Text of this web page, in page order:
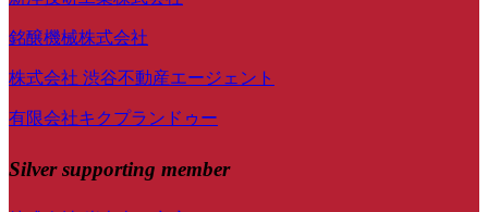
銘醸機械株式会社
株式会社 渋谷不動産エージェント
有限会社キクプランドゥー
Silver supporting member